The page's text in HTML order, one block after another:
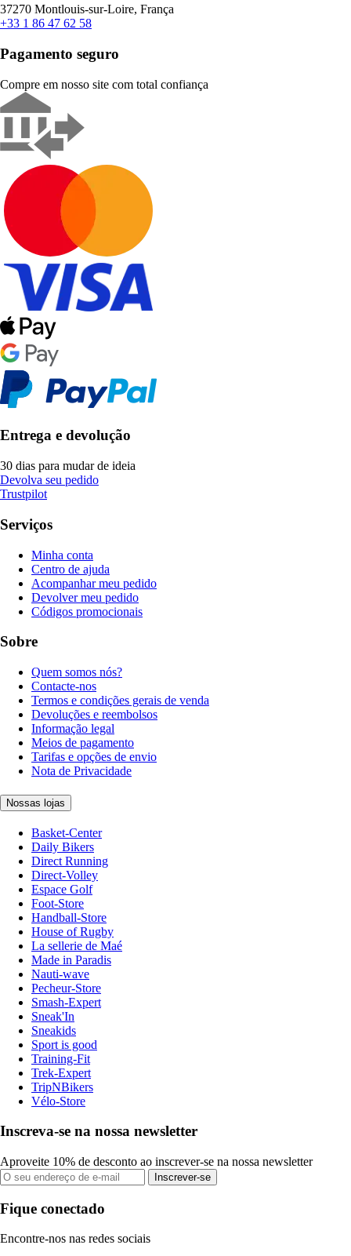
37270 Montlouis-sur-Loire, França
+33 1 86 47 62 58
Pagamento seguro
Compre em nosso site com total confiança
Entrega e devolução
30 dias para mudar de ideia
Devolva seu pedido
Trustpilot
Serviços
Minha conta
Centro de ajuda
Acompanhar meu pedido
Devolver meu pedido
Códigos promocionais
Sobre
Quem somos nós?
Contacte-nos
Termos e condições gerais de venda
Devoluções e reembolsos
Informação legal
Meios de pagamento
Tarifas e opções de envio
Nota de Privacidade
Nossas lojas
Basket-Center
Daily Bikers
Direct Running
Direct-Volley
Espace Golf
Foot-Store
Handball-Store
House of Rugby
La sellerie de Maé
Made in Paradis
Nauti-wave
Pecheur-Store
Smash-Expert
Sneak'In
Sneakids
Sport is good
Training-Fit
Trek-Expert
TripNBikers
Vélo-Store
Inscreva-se na nossa newsletter
Aproveite 10% de desconto ao inscrever-se na nossa newsletter
Inscrever-se
Fique conectado
Encontre-nos nas redes sociais